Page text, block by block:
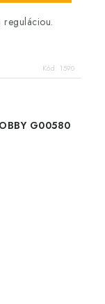
reguláciou.
Kód: 1590
G00580